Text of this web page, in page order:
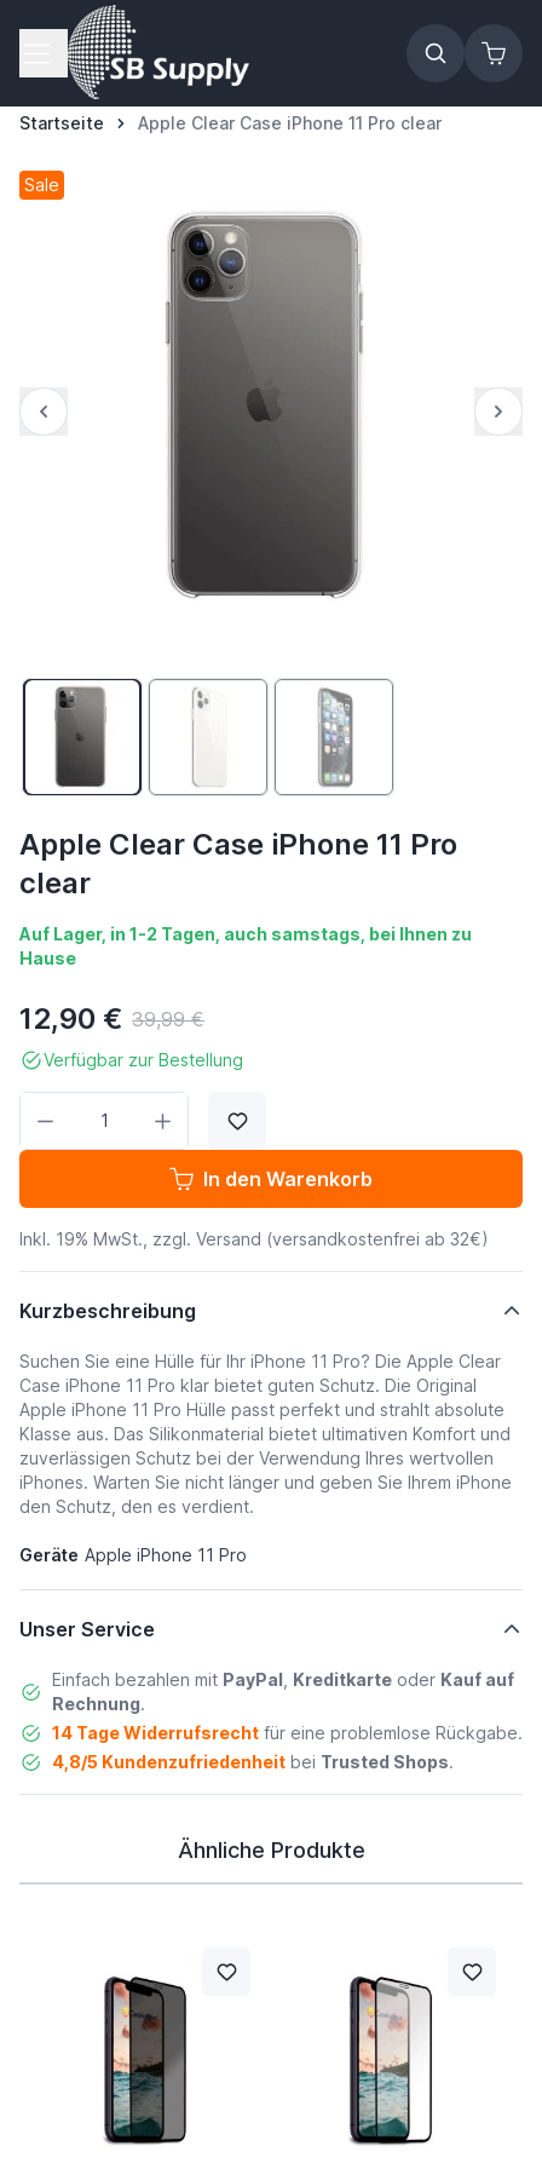
Zum Inhalt springen
Startseite Apple Clear Case iPhone 11 Pro clear
Sale
Apple Clear Case iPhone 11 Pro
clear
Auf Lager, in 1-2 Tagen, auch samstags, bei Ihnen zu
Hause
12,90 € 39,99 €
Verfügbar zur Bestellung
In den Warenkorb
Inkl. 19% MwSt., zzgl. Versand (versandkostenfrei ab 32€)
Kurzbeschreibung
Suchen Sie eine Hülle für Ihr iPhone 11 Pro? Die Apple Clear
Case iPhone 11 Pro klar bietet guten Schutz. Die Original
Apple iPhone 11 Pro Hülle passt perfekt und strahlt absolute
Klasse aus. Das Silikonmaterial bietet ultimativen Komfort und
zuverlässigen Schutz bei der Verwendung Ihres wertvollen
iPhones. Warten Sie nicht länger und geben Sie Ihrem iPhone
den Schutz, den es verdient.
Geräte Apple iPhone 11 Pro
Unser Service
Einfach bezahlen mit PayPal Kreditkarteoder Kauf auf
Rechnung.
14 Tage Widerrufsrechtfür eine problemlose Rückgabe.
4,8/5 Kundenzufriedenheitbei Trusted Shops.
Ähnliche Produkte